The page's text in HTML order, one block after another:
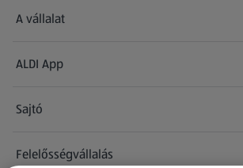
A vállalat
ALDI App
Sajtó
Felelősségvállalás